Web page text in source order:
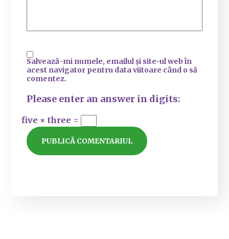
Salvează-mi numele, emailul și site-ul web în
acest navigator pentru data viitoare când o să
comentez.
Please enter an answer in digits:
five × three =